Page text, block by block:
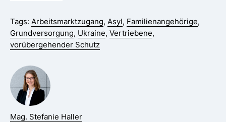
Tags: Arbeitsmarktzugang, Asyl, Familienangehörige,
Grundversorgung, Ukraine, Vertriebene,
vorübergehender Schutz
Mag. Stefanie Haller